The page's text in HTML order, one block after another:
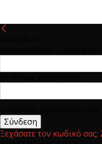
Ξεχάσατε τον κωδικό σας;